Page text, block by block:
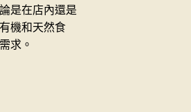
是在店內還是
機和天然食
求。